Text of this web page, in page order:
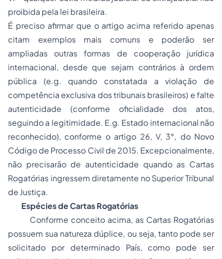
proibida pela lei brasileira.
É preciso afirmar que o artigo acima referido apenas
citam exemplos mais comuns e poderão ser
ampliadas outras formas de cooperação jurídica
internacional, desde que sejam contrários à ordem
pública (e.g. quando constatada a violação de
competência exclusiva dos tribunais brasileiros) e falte
autenticidade (conforme oficialidade dos atos,
seguindo a legitimidade. E.g. Estado internacional não
reconhecido), conforme o artigo 26, V, 3°, do Novo
Código de Processo Civil de 2015. Excepcionalmente,
não precisarão de autenticidade quando as Cartas
Rogatórias ingressem diretamente no Superior Tribunal
de Justiça.
Espécies de Cartas Rogatórias
Conforme conceito acima, as Cartas Rogatórias
possuem sua natureza dúplice, ou seja, tanto pode ser
solicitado por determinado País, como pode ser